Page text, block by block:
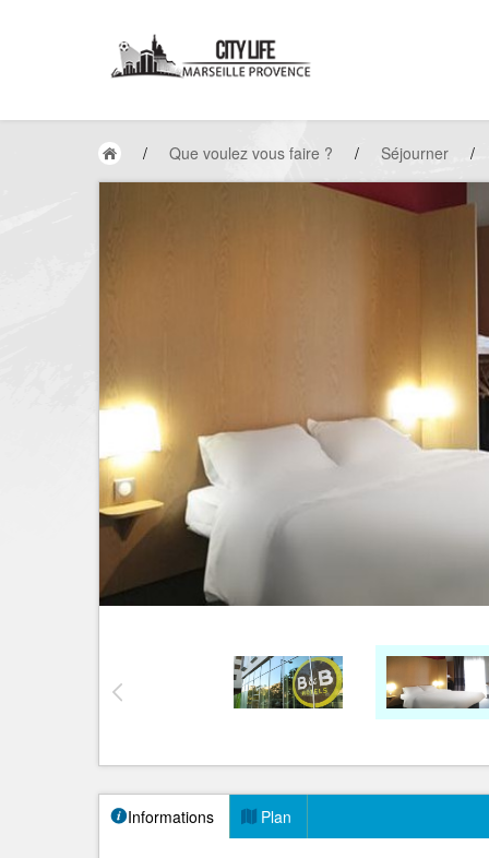
/ Que voulez vous faire ? / Séjourner /
Informations Plan